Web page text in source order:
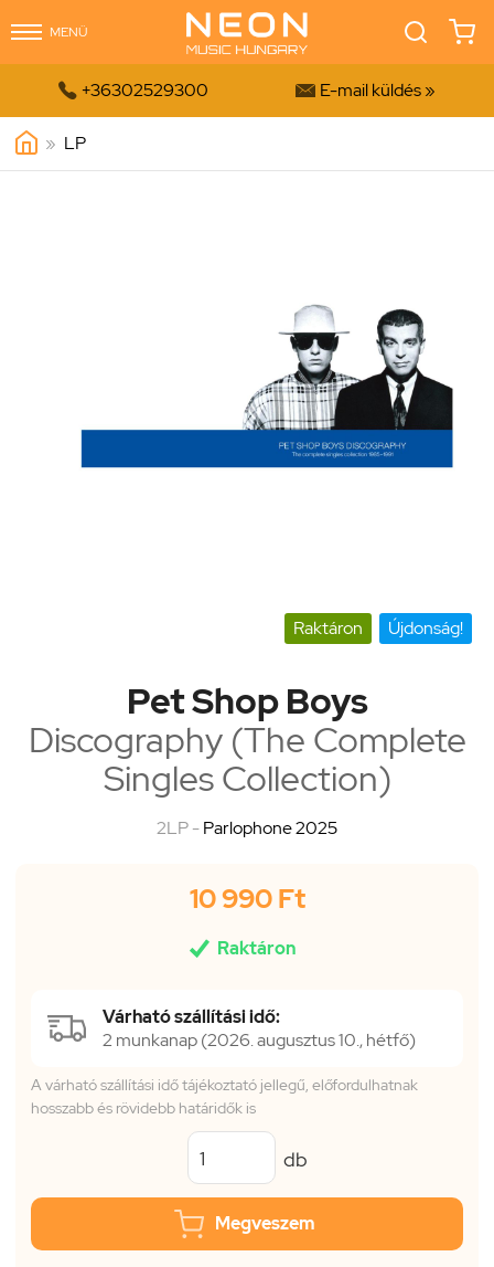
MENÜ
 +36302529300  E-mail küldés »
» LP
Raktáron Újdonság!
Pet Shop Boys
Discography (The Complete
Singles Collection)
2LP -Parlophone 2025
10 990 Ft
 Raktáron
Várható szállítási idő:
2 munkanap (2026. augusztus 10., hétfő)
A várható szállítási idő tájékoztató jellegű, előfordulhatnak
hosszabb és rövidebb határidők is
db
Megveszem